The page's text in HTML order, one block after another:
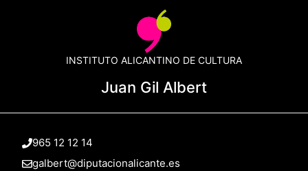
INSTITUTO ALICANTINO DE CULTURA
Juan Gil Albert
965 12 12 14
galbert@diputacionalicante.es